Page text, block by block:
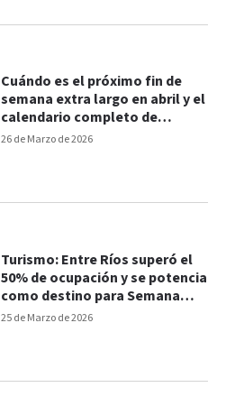
26 de Marzo de 2026
Cuándo es el próximo fin de
semana extra largo en abril y el
calendario completo de
feriados
25 de Marzo de 2026
Turismo: Entre Ríos superó el
50% de ocupación y se potencia
como destino para Semana
Santa